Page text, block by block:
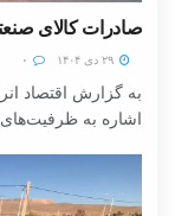
صادرات کالای صنعتی از ۴۲۰ واحد
به گزارش اقتصاد
اشاره به